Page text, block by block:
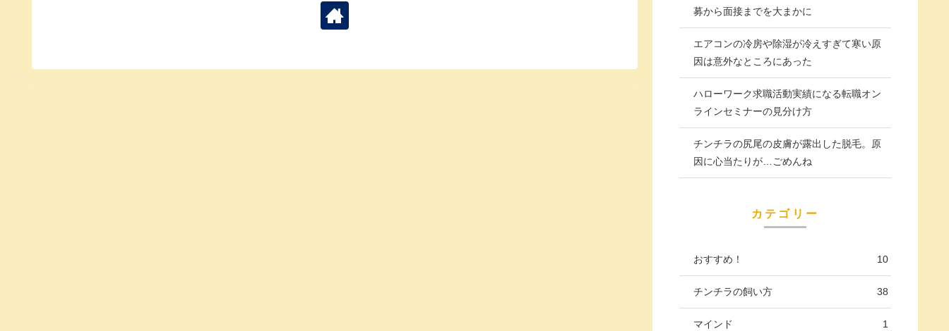
募から面接までを大まかに
エアコンの冷房や除湿が冷えすぎて寒い原
因は意外なところにあった
ハローワーク求職活動実績になる転職オン
ラインセミナーの見分け方
チンチラの尻尾の皮膚が露出した脱毛。原
因に心当たりが…ごめんね
カテゴリー
おすすめ！ 10
チンチラの飼い方 38
マインド 1